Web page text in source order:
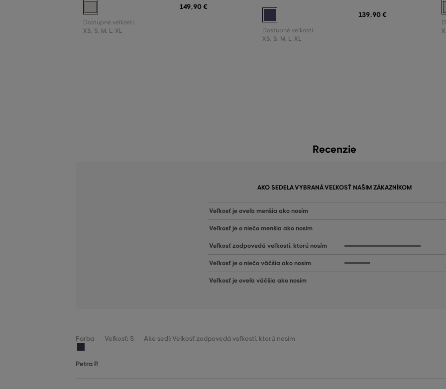
149,90 €
Dostupné veľkosti:
XS, S, M, L, XL
139,90 €
Dostupné veľkosti:
XS, S, M, L, XL
Recenzie
AKO SEDELA VYBRANÁ VEĽKOSŤ NAŠIM ZÁKAZNÍKOM
Veľkosť je oveľa menšia ako nosím
Veľkosť je o niečo menšia ako nosím
Veľkosť zodpovedá veľkosti, ktorú nosím
Veľkosť je o niečo väčšia ako nosím
Veľkosť je oveľa väčšia ako nosím
Farba Veľkosť: S Ako sedí: Veľkosť zodpovedá veľkosti, ktorú nosím
Petra P.